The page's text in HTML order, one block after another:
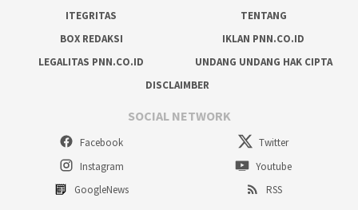
ITEGRITAS
TENTANG
BOX REDAKSI
IKLAN PNN.CO.ID
LEGALITAS PNN.CO.ID
UNDANG UNDANG HAK CIPTA
DISCLAIMBER
SOCIAL NETWORK
Facebook
Twitter
Instagram
Youtube
GoogleNews
RSS